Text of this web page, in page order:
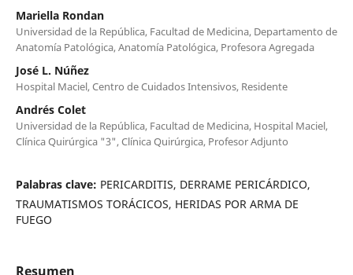
Mariella Rondan
Universidad de la República, Facultad de Medicina, Departamento de
Anatomía Patológica, Anatomía Patológica, Profesora Agregada
José L. Núñez
Hospital Maciel, Centro de Cuidados Intensivos, Residente
Andrés Colet
Universidad de la República, Facultad de Medicina, Hospital Maciel,
Clínica Quirúrgica "3", Clínica Quirúrgica, Profesor Adjunto
Palabras clave: PERICARDITIS, DERRAME PERICÁRDICO,
TRAUMATISMOS TORÁCICOS, HERIDAS POR ARMA DE
FUEGO
Resumen